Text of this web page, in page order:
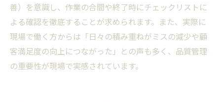
善）を意識し、作業の合間や終了時にチェックリストに
よる確認を徹底することが求められます。また、実際に
現場で働く方からは「日々の積み重ねがミスの減少や顧
客満足度の向上につながった」との声も多く、品質管理
の重要性が現場で実感されています。